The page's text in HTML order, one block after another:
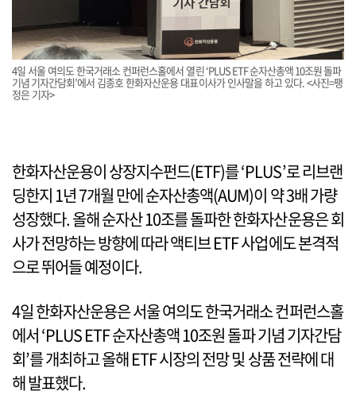
4일 서울 여의도 한국거래소 컨퍼런스홀에서 열린 ‘PLUS ETF 순자산총액 10조원 돌파
기념 기자간담회’에서 김종호 한화자산운용 대표이사가 인사말을 하고 있다. <사진=팽
정은 기자>
한화자산운용이 상장지수펀드(ETF)를 ‘PLUS’로 리브랜
딩한지 1년 7개월 만에 순자산총액(AUM)이 약 3배 가량
성장했다. 올해 순자산 10조를 돌파한 한화자산운용은 회
사가 전망하는 방향에 따라 액티브 ETF 사업에도 본격적
으로 뛰어들 예정이다.
4일 한화자산운용은 서울 여의도 한국거래소 컨퍼런스홀
에서 ‘PLUS ETF 순자산총액 10조원 돌파 기념 기자간담
회’를 개최하고 올해 ETF 시장의 전망 및 상품 전략에 대
해 발표했다.